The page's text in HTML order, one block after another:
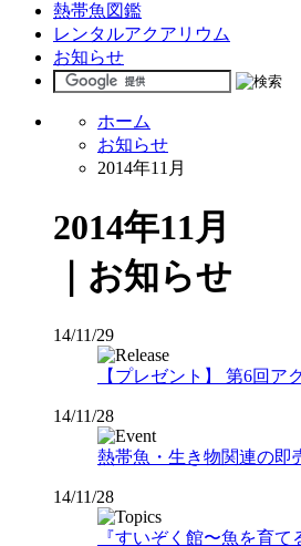
熱帯魚図鑑
レンタルアクアリウム
お知らせ
ホーム
お知らせ
2014年11月
2014年11月
｜お知らせ
14/11/29
【プレゼント】 第6回ア
14/11/28
熱帯魚・生き物関連の即
14/11/28
『すいぞく館〜魚を育